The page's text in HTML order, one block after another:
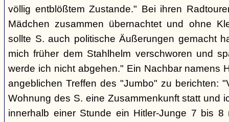
völlig entblößtem Zustande." Bei ihren
Mädchen zusammen übernachtet und ohne
sollte S. auch politische Äußerungen gemacht
mich früher dem Stahlhelm verschworen und
werde ich nicht abgehen." Ein Nachbar namens
angeblichen Treffen des "Jumbo" zu berichten:
Wohnung des S. eine Zusammenkunft statt und
innerhalb einer Stunde ein Hitler-Junge 7 bis 8